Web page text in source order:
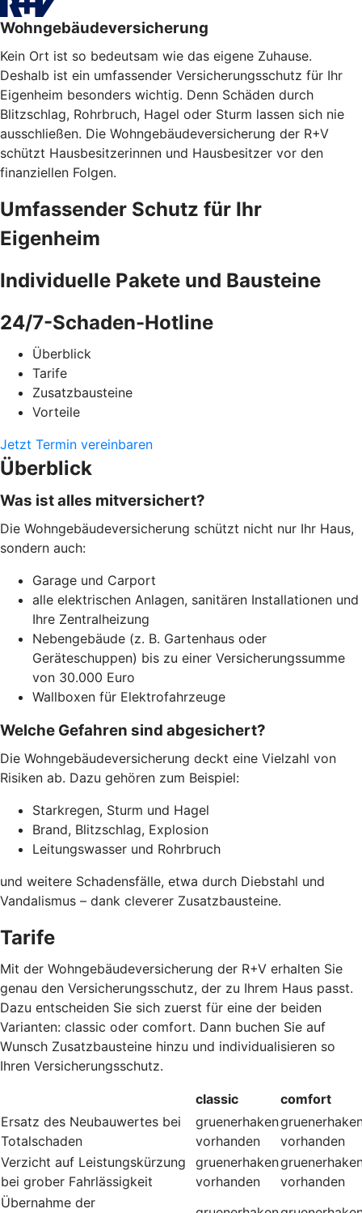
Wohngebäudeversicherung
Kein Ort ist so bedeutsam wie das eigene Zuhause.
Deshalb ist ein umfassender Versicherungsschutz für Ihr
Eigenheim besonders wichtig. Denn Schäden durch
Blitzschlag, Rohrbruch, Hagel oder Sturm lassen sich nie
ausschließen. Die Wohngebäudeversicherung der R+V
schützt Hausbesitzerinnen und Hausbesitzer vor den
finanziellen Folgen.
Umfassender Schutz für Ihr
Eigenheim
Individuelle Pakete und Bausteine
24/7-Schaden-Hotline
Überblick
Tarife
Zusatzbausteine
Vorteile
Jetzt Termin vereinbaren
Überblick
Was ist alles mitversichert?
Die Wohngebäudeversicherung schützt nicht nur Ihr Haus,
sondern auch:
Garage und Carport
alle elektrischen Anlagen, sanitären Installationen und
Ihre Zentralheizung
Nebengebäude (z. B. Gartenhaus oder
Geräteschuppen) bis zu einer Versicherungssumme
von 30.000 Euro
Wallboxen für Elektrofahrzeuge
Welche Gefahren sind abgesichert?
Die Wohngebäudeversicherung deckt eine Vielzahl von
Risiken ab. Dazu gehören zum Beispiel:
Starkregen, Sturm und Hagel
Brand, Blitzschlag, Explosion
Leitungswasser und Rohrbruch
und weitere Schadensfälle, etwa durch Diebstahl und
Vandalismus – dank cleverer Zusatzbausteine.
Tarife
Mit der Wohngebäudeversicherung der R+V erhalten Sie
genau den Versicherungsschutz, der zu Ihrem Haus passt.
Dazu entscheiden Sie sich zuerst für eine der beiden
Varianten: classic oder comfort. Dann buchen Sie auf
Wunsch Zusatzbausteine hinzu und individualisieren so
Ihren Versicherungsschutz.
classic
comfort
Ersatz des Neubauwertes bei
Totalschaden
gruenerhaken
vorhanden
vorhanden
Verzicht auf Leistungskürzung
bei grober Fahrlässigkeit
gruenerhaken
vorhanden
vorhanden
Übernahme der